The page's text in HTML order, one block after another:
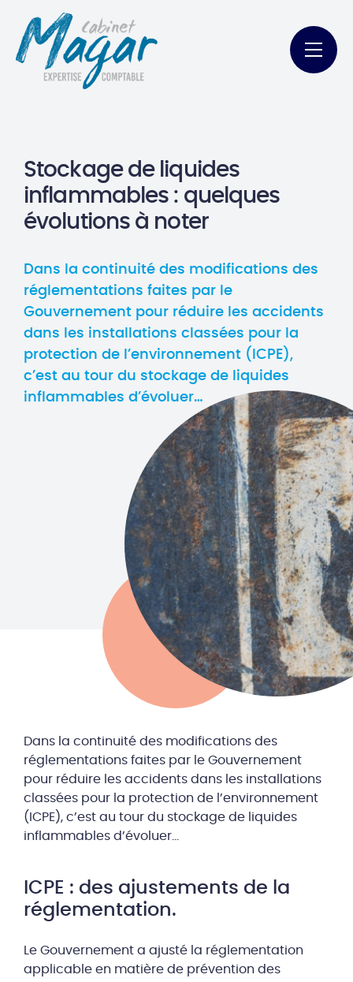
Stockage de liquides
inflammables : quelques
évolutions à noter
Dans la continuité des modifications des
réglementations faites par le
Gouvernement pour réduire les accidents
dans les installations classées pour la
protection de l’environnement (ICPE),
c’est au tour du stockage de liquides
inflammables d’évoluer…
Dans la continuité des modifications des
réglementations faites par le Gouvernement
pour réduire les accidents dans les installations
classées pour la protection de l’environnement
(ICPE), c’est au tour du stockage de liquides
inflammables d’évoluer…
ICPE : des ajustements de la
réglementation.
Le Gouvernement a ajusté la réglementation
applicable en matière de prévention des